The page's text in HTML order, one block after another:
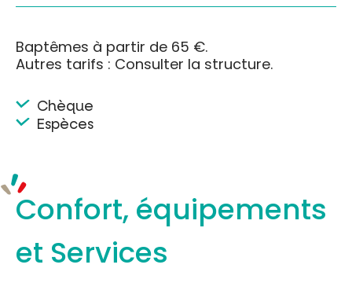
Baptêmes à partir de 65 €.
Autres tarifs : Consulter la structure.
Chèque
Espèces
Confort, équipements
et Services